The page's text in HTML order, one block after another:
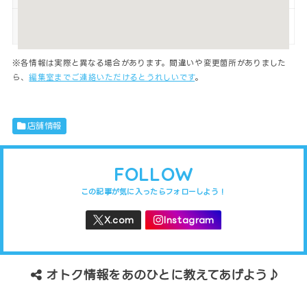
※各情報は実際と異なる場合があります。間違いや変更箇所がありました
ら、編集室までご連絡いただけるとうれしいです。
店舗情報
FOLLOW
オトク情報をあのひとに教えてあげよう♪